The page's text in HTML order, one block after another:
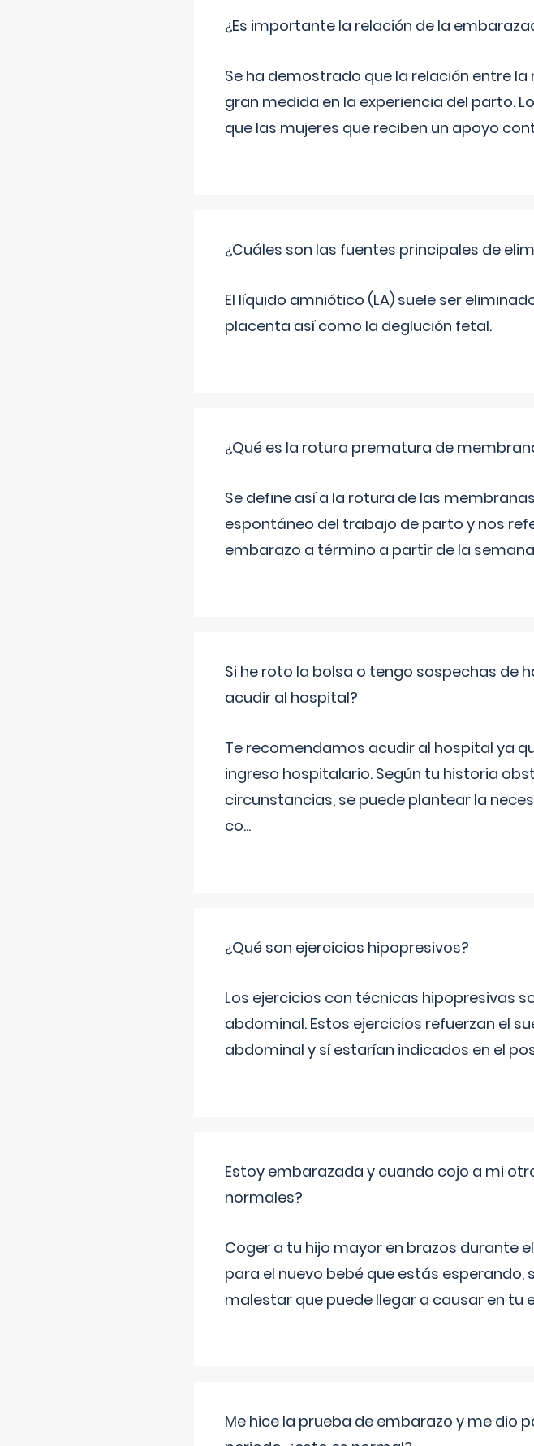
¿Es importante la relación de la
Se ha demostrado que la relación entre
gran medida en la experiencia del parto.
que las mujeres que reciben un apoyo
¿Cuáles son las fuentes principales de
El líquido amniótico (LA) suele ser
placenta así como la deglución fetal.
¿Qué es la rotura prematura de
Se define así a la rotura de las
espontáneo del trabajo de parto y nos
embarazo a término a partir de la
Si he roto la bolsa o tengo sospechas de
acudir al hospital?
Te recomendamos acudir al hospital ya
ingreso hospitalario. Según tu historia
circunstancias, se puede plantear la
co...
¿Qué son ejercicios hipopresivos?
Los ejercicios con técnicas hipopresivas
abdominal. Estos ejercicios refuerzan el
abdominal y sí estarían indicados en el
Estoy embarazada y cuando cojo a mi
normales?
Coger a tu hijo mayor en brazos durante
para el nuevo bebé que estás
malestar que puede llegar a causar en
Me hice la prueba de embarazo y me dio